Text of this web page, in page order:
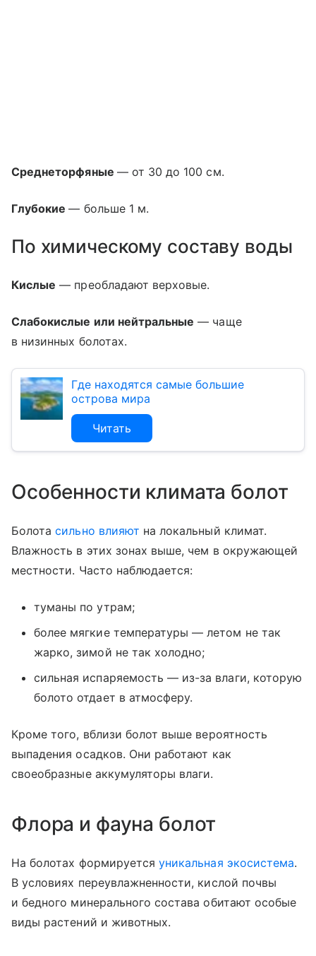
Среднеторфяные — от 30 до 100 см.
Глубокие— больше 1 м.
По химическому составу воды
Кислые — преобладают верховые.
Слабокислые или нейтральные — чаще
в низинных болотах.
Где находятся самые большие
острова мира
Читать
Особенности климата болот
Болотасильно влияют на локальный климат.
Влажность в этих зонах выше, чем в окружающей
местности. Часто наблюдается:
туманы по утрам;
более мягкие температуры — летом не так
жарко, зимой не так холодно;
сильная испаряемость — из-за влаги, которую
болото отдает в атмосферу.
Кроме того, вблизи болот выше вероятность
выпадения осадков. Они работают как
своеобразные аккумуляторы влаги.
Флора и фауна болот
На болотах формируетсяуникальная экосистема.
В условиях переувлажненности, кислой почвы
и бедного минерального состава обитают особые
виды растений и животных.